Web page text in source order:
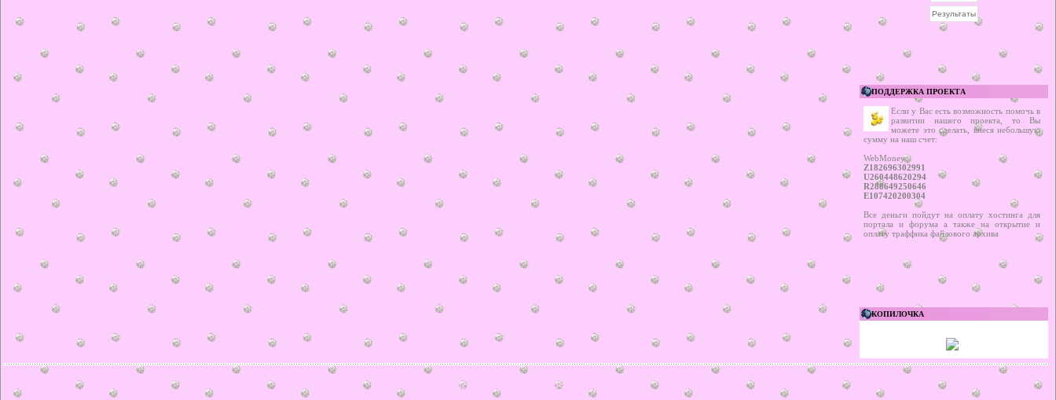
ПОДДЕРЖКА ПРОЕКТА
Если у Вас есть возможность помочь в
развитии нашего проекта, то Вы
можете это сделать, внеся небольшую
сумму на наш счет:
WebMoney:
Z182696302991
U260448620294
R288649250646
E107420200304
Все деньги пойдут на оплату хостинга для
портала и форума а также на открытие и
оплату траффика файлового архива
КОПИЛОЧКА
© ilonka.ru 2006 | design by V